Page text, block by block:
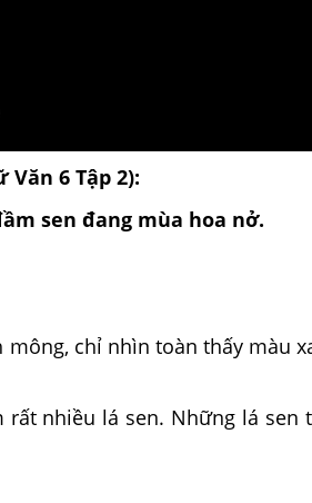
Văn 6 Tập 2):
sen đang mùa hoa nở.
chỉ nhìn toàn thấy màu
nhiều lá sen. Những lá sen